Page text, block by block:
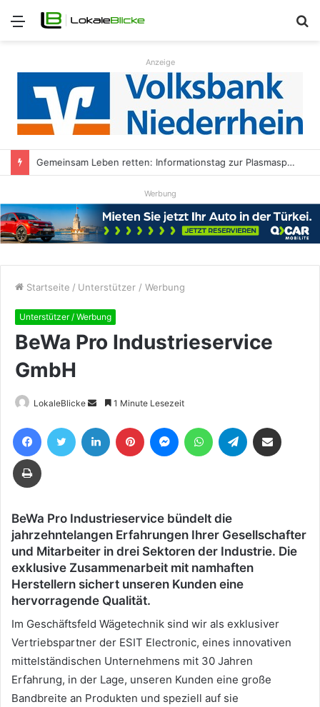
Menü
Anzeige
Gemeinsam Leben retten: Informationstag zur Plasmaspende in der HALL OF FAME Kamp-Lintfort
Werbung
Startseite / Unterstützer / Werbung
Unterstützer / Werbung
BeWa Pro Industrieservice
GmbH
LokaleBlicke
Sende
eine
E-
1 Minute Lesezeit
FacebookTwitter LinkedIn Pinterest MessengerWhatsAppTelegram
Drucken
BeWa Pro Industrieservice bündelt die
jahrzehntelangen Erfahrungen Ihrer Gesellschafter
und Mitarbeiter in drei Sektoren der Industrie. Die
exklusive Zusammenarbeit mit namhaften
Herstellern sichert unseren Kunden eine
hervorragende Qualität.
Im Geschäftsfeld Wägetechnik sind wir als exklusiver
Vertriebspartner der ESIT Electronic, eines innovativen
mittelständischen Unternehmens mit 30 Jahren
Erfahrung, in der Lage, unseren Kunden eine große
Bandbreite an Produkten und speziell auf sie